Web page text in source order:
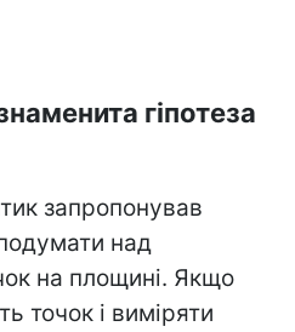
гіпотеза
запропонував
над
на площині. Якщо
точок і виміряти